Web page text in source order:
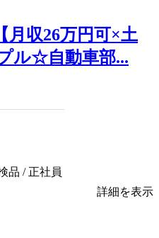
月収26万円可×土
ル☆自動車部...
品 / 正社員
詳細を表示